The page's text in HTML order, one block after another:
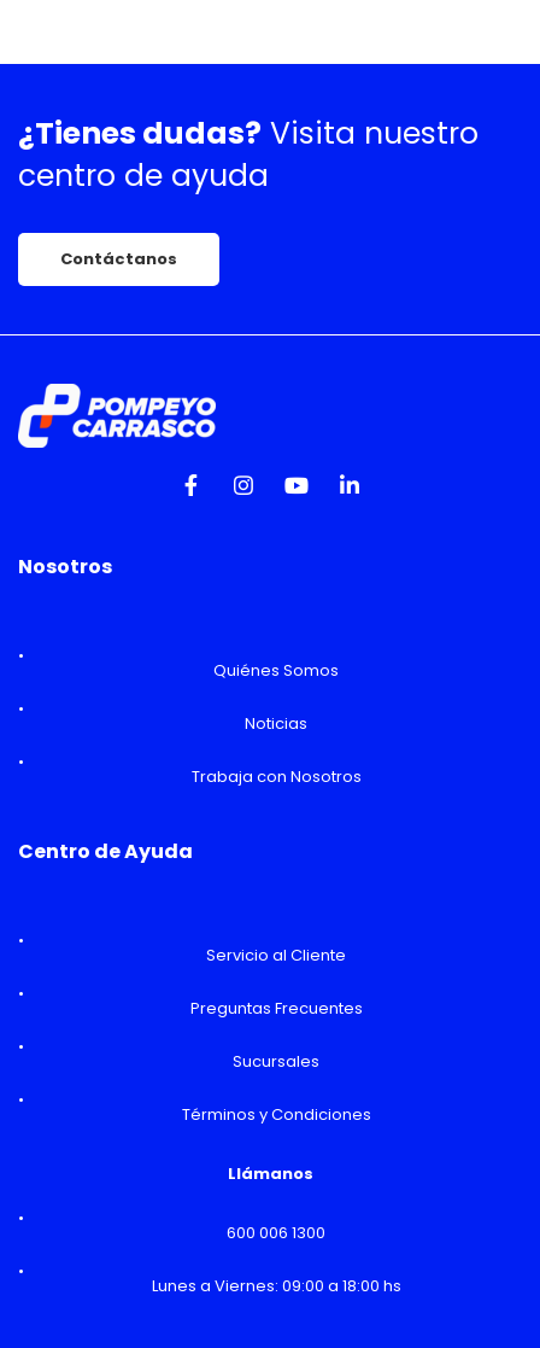
¿Tienes dudas? Visita nuestro
centro de ayuda
Contáctanos
Nosotros
Quiénes Somos
Noticias
Trabaja con Nosotros
Centro de Ayuda
Servicio al Cliente
Preguntas Frecuentes
Sucursales
Términos y Condiciones
Llámanos
600 006 1300
Lunes a Viernes: 09:00 a 18:00 hs